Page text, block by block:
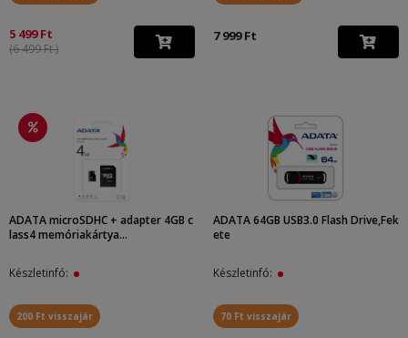
5 499 Ft
(6 499 Ft )
7 999 Ft
ADATA microSDHC + adapter 4GB c
lass4 memóriakártya...
Készletinfó:
200 Ft visszajár
ADATA 64GB USB3.0 Flash Drive,Fek
ete
Készletinfó:
70 Ft visszajár